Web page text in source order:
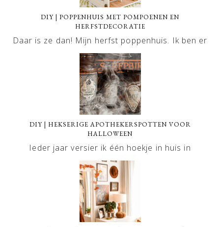
DIY | POPPENHUIS MET POMPOENEN EN
HERFSTDECORATIE
Daar is ze dan! Mijn herfst poppenhuis. Ik ben er
DIY | HEKSERIGE APOTHEKERSPOTTEN VOOR
HALLOWEEN
Ieder jaar versier ik één hoekje in huis in